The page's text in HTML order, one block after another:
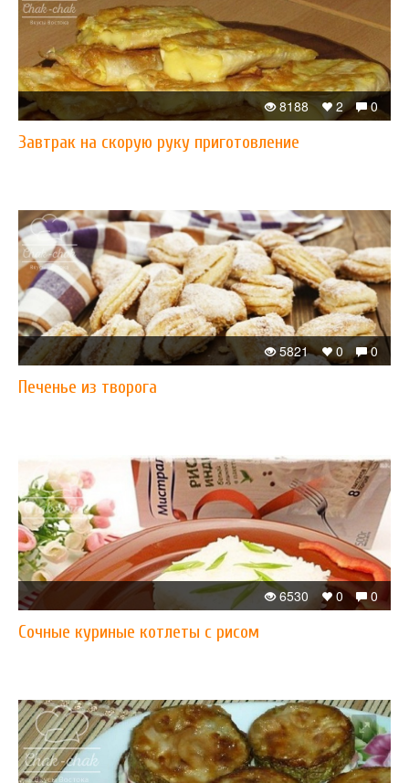
0
2
8188
Завтрак на скорую руку приготовление
0
0
5821
Печенье из творога
0
0
6530
Сочные куриные котлеты с рисом